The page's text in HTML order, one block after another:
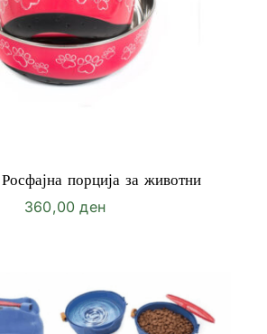
порција за животни
360,00ден